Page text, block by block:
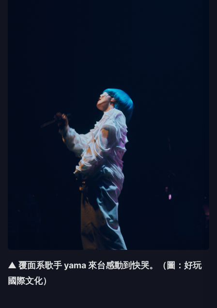
▲ 覆面系歌手 yama 來台感動到快哭。（圖：好玩
國際文化）